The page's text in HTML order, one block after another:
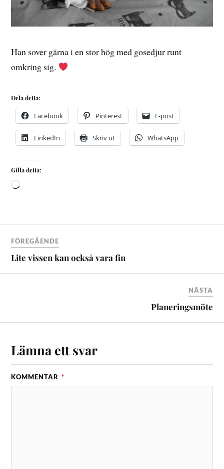
Han sover gärna i en stor hög med gosedjur runt
omkring sig.
Dela detta:
Facebook Pinterest E-post
LinkedIn Skriv ut WhatsApp
Gilla detta:
FÖREGÅENDE
Lite vissen kan också vara fin
NÄSTA
Planeringsmöte
Lämna ett svar
KOMMENTAR *